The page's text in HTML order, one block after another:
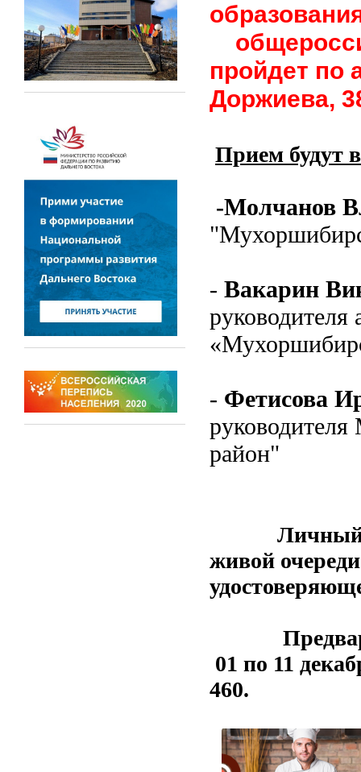
пройдет по
Доржиева,
Прием будут
-Молчанов
- Вакарин
- Фетисова
Личный
живой
01 по 11
460.